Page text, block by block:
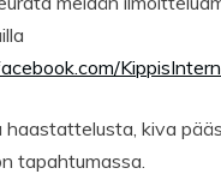
haastattelusta, kiva
tapahtumassa.